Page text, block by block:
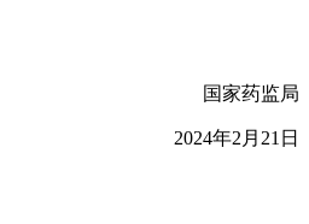
国家药监局
2024年2月21日